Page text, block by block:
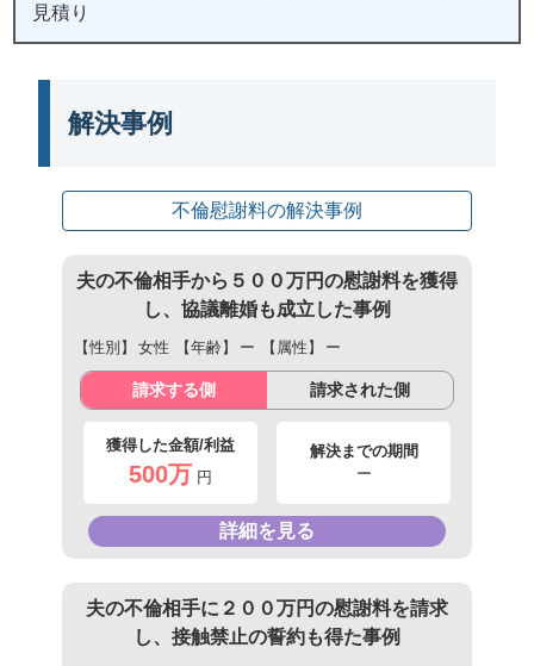
見積り
解決事例
不倫慰謝料の解決事例
夫の不倫相手から５００万円の慰謝料を獲得
し、協議離婚も成立した事例
【性別】 女性 【年齢】 ー 【属性】 ー
請求する側 請求された側
獲得した金額/利益
500万 円
解決までの期間
ー
詳細を見る
夫の不倫相手に２００万円の慰謝料を請求
し、接触禁止の誓約も得た事例